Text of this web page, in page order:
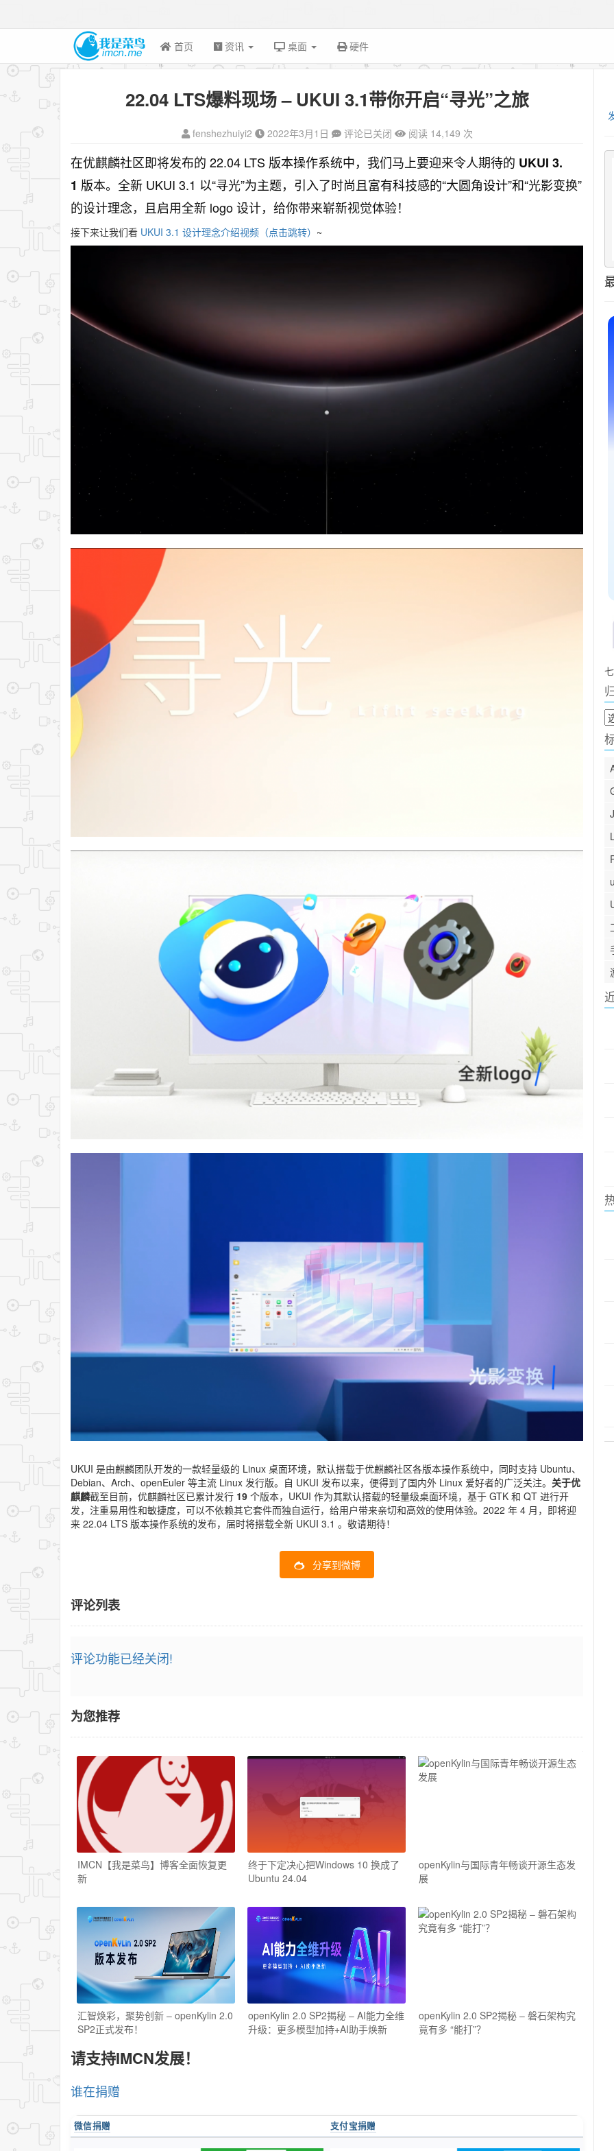
首页 资讯 桌面 硬件
22.04 LTS爆料现场 – UKUI 3.1带你开启“寻光”之旅
fenshezhuiyi2 2022年3月1日 评论已关闭 阅读 14,149 次
在优麒麟社区即将发布的 22.04 LTS 版本操作系统中，我们马上要迎来令人期待的 UKUI 3.
1 版本。全新 UKUI 3.1 以“寻光”为主题，引入了时尚且富有科技感的“大圆角设计”和“光影变换”
的设计理念，且启用全新 logo 设计，给你带来崭新视觉体验！
接下来让我们看 UKUI 3.1 设计理念介绍视频（点击跳转） ~
UKUI 是由麒麟团队开发的一款轻量级的 Linux 桌面环境，默认搭载于优麒麟社区各版本操作系统中，同时支持 Ubuntu、
Debian、Arch、openEuler 等主流 Linux 发行版。自 UKUI 发布以来，便得到了国内外 Linux 爱好者的广泛关注。 关于优
麒麟截至目前，优麒麟社区已累计发行 19 个版本，UKUI 作为其默认搭载的轻量级桌面环境，基于 GTK 和 QT 进行开
发，注重易用性和敏捷度，可以不依赖其它套件而独自运行，给用户带来亲切和高效的使用体验。2022 年 4 月，即将迎
来 22.04 LTS 版本操作系统的发布，届时将搭载全新 UKUI 3.1 。敬请期待！
分享到微博
评论列表
评论功能已经关闭!
为您推荐
IMCN【我是菜鸟】博客全面恢复更
新
终于下定决心把Windows 10 换成了
Ubuntu 24.04
openKylin与国际青年畅谈开源生态发
展
汇智焕彩，聚势创新 – openKylin 2.0
SP2正式发布！
openKylin 2.0 SP2揭秘 – AI能力全维
升级：更多模型加持+AI助手焕新
openKylin 2.0 SP2揭秘 – 磐石架构究
竟有多 “能打”？
请支持IMCN发展！
谁在捐赠
微信捐赠 支付宝捐赠
归
档